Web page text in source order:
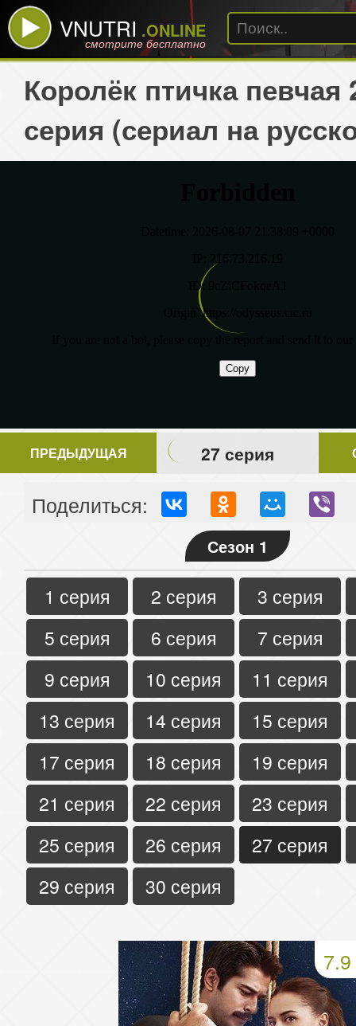
VNUTRI .ONLINE
смотрите бесплатно
Королёк птичка певчая
серия (сериал на
ПРЕДЫДУЩАЯ 27 серия
Поделиться:
Сезон 1
1 серия 2 серия
3 серия
5 серия
6 серия
7 серия
9 серия
10 серия
11 серия
13 серия
14 серия
15 серия
17 серия
18 серия
19 серия
21 серия
22 серия
23 серия
25 серия
26 серия
27 серия
29 серия
30 серия
7.9